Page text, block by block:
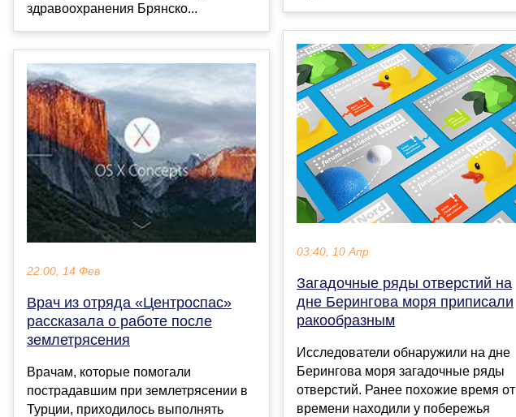
здравоохранения Брянско...
22:00, 14 Фев
Врач из отряда «Центроспас»
рассказала о работе после
землетрясения
Врачам, которые помогали
пострадавшим при землетрясении в
Турции, приходилось выполнять
03:40, 10 Апр
Загадочные ряды отверстий на
дне Берингова моря приписали
ракообразным
Исследователи обнаружили на дне
Берингова моря загадочные ряды
отверстий. Ранее похожие время от
времени находили у побережья